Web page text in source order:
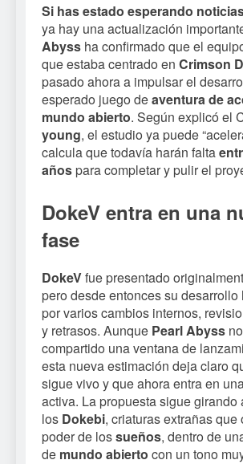
Si has estado esperando
ya hay una actualización
Abyss ha confirmado que el
que estaba centrado en Crimson
pasado ahora a impulsar el
esperado juego deaventura de
mundo abierto. Según explicó el
young, el estudio ya puede
calcula que todavía harán falta
años para completar y pulir el
DokeV entra en una
fase
DokeVfue presentado
pero desde entonces su desarrollo
por varios cambios internos,
y retrasos. Aunque Pearl Abyss
compartido una ventana de
esta nueva estimación deja claro
sigue vivo y que ahora entra en
activa. La propuesta sigue girando
los Dokebi, criaturas extrañas que
poder de lossueños, dentro de
de mundo abierto con un tono